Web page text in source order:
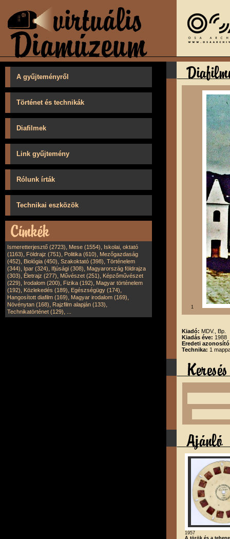
A gyűjteményről
Történet és technikák
Diafilmek
Link gyűjtemény
Rólunk írták
Technikai eszközök
Ismeretterjesztő (2723), Mese (1554), Iskolai, oktató
(1163), Földrajz (751), Politika (610), Mezőgazdaság
(452), Biológia (450), Szakoktató (398), Történelem
(344), Ipar (324), Ifjúsági (308), Magyarország földrajza
(303), Életrajz (277), Művészet (251), Képzőművészet
(229), Irodalom (200), Fizika (192), Magyar történelem
(192), Közlekedés (189), Egészségügy (174),
Hangosított diafilm (169), Magyar irodalom (169),
Növénytan (168), Rajzfilm alapján (133),
Technikatörténet (129),
1
Kiadó: MDV., Bp.
Kiadás éve: 1988
Eredeti
Technika: 1
1957